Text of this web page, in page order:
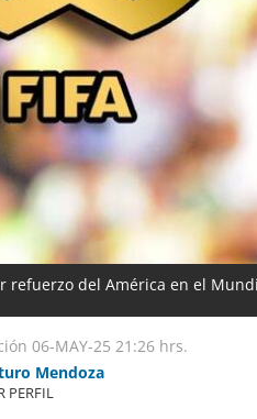
refuerzo del América en el
06-MAY-25 21:26 hrs.
Mendoza
PERFIL